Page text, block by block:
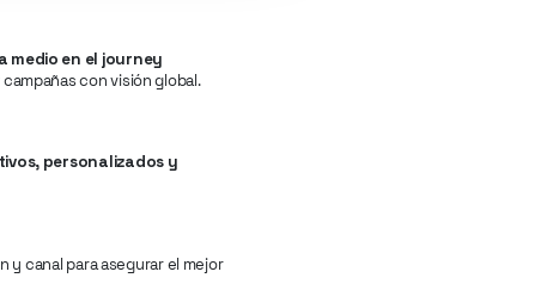
medio en el journey
con visión global.
personalizados y
y canal para asegurar el mejor